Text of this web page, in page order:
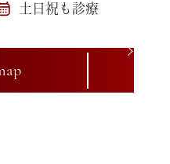
土日祝も診療